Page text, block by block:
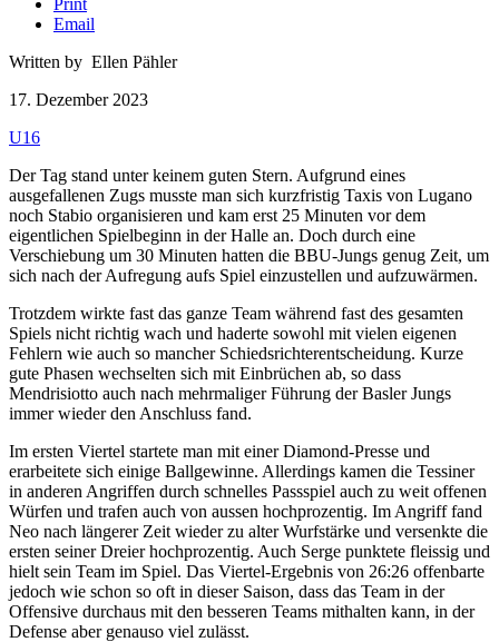
Email
Written by Ellen Pähler
17. Dezember 2023
U16
Der Tag stand unter keinem guten Stern. Aufgrund eines
ausgefallenen Zugs musste man sich kurzfristig Taxis von Lugano
noch Stabio organisieren und kam erst 25 Minuten vor dem
eigentlichen Spielbeginn in der Halle an. Doch durch eine
Verschiebung um 30 Minuten hatten die BBU-Jungs genug Zeit, um
sich nach der Aufregung aufs Spiel einzustellen und aufzuwärmen.
Trotzdem wirkte fast das ganze Team während fast des gesamten
Spiels nicht richtig wach und haderte sowohl mit vielen eigenen
Fehlern wie auch so mancher Schiedsrichterentscheidung. Kurze
gute Phasen wechselten sich mit Einbrüchen ab, so dass
Mendrisiotto auch nach mehrmaliger Führung der Basler Jungs
immer wieder den Anschluss fand.
Im ersten Viertel startete man mit einer Diamond-Presse und
erarbeitete sich einige Ballgewinne. Allerdings kamen die Tessiner
in anderen Angriffen durch schnelles Passspiel auch zu weit offenen
Würfen und trafen auch von aussen hochprozentig. Im Angriff fand
Neo nach längerer Zeit wieder zu alter Wurfstärke und versenkte die
ersten seiner Dreier hochprozentig. Auch Serge punktete fleissig und
hielt sein Team im Spiel. Das Viertel-Ergebnis von 26:26 offenbarte
jedoch wie schon so oft in dieser Saison, dass das Team in der
Offensive durchaus mit den besseren Teams mithalten kann, in der
Defense aber genauso viel zulässt.